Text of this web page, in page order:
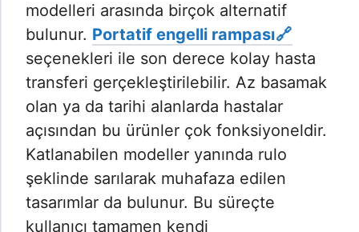
modelleri arasında birçok alternatif
bulunur. Portatif engelli rampası
seçenekleri ile son derece kolay hasta
transferi gerçekleştirilebilir. Az basamak
olan ya da tarihi alanlarda hastalar
açısından bu ürünler çok fonksiyoneldir.
Katlanabilen modeller yanında rulo
şeklinde sarılarak muhafaza edilen
tasarımlar da bulunur. Bu süreçte
kullanıcı tamamen kendi